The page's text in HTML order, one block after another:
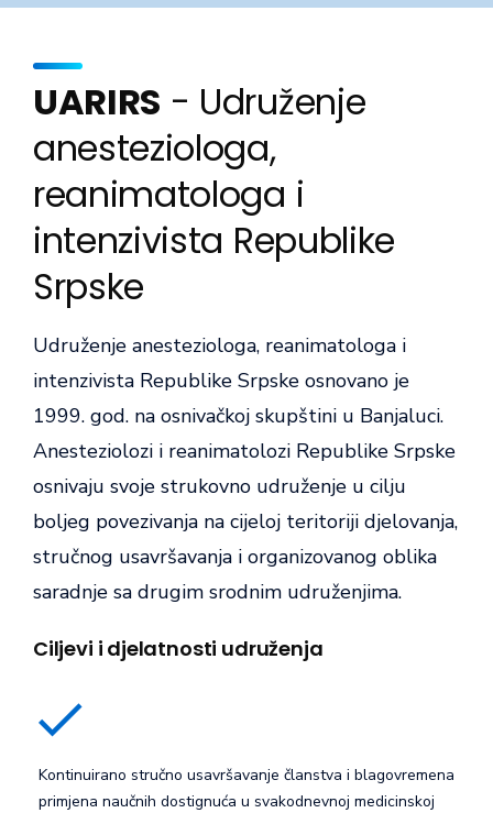
UARIRS - Udruženje
anesteziologa,
reanimatologa i
intenzivista Republike
Srpske
Udruženje anesteziologa, reanimatologa i
intenzivista Republike Srpske osnovano je
1999. god. na osnivačkoj skupštini u Banjaluci.
Anesteziolozi i reanimatolozi Republike Srpske
osnivaju svoje strukovno udruženje u cilju
boljeg povezivanja na cijeloj teritoriji djelovanja,
stručnog usavršavanja i organizovanog oblika
saradnje sa drugim srodnim udruženjima.
Ciljevi i djelatnosti udruženja
Kontinuirano stručno usavršavanje članstva i blagovremena
primjena naučnih dostignuća u svakodnevnoj medicinskoj